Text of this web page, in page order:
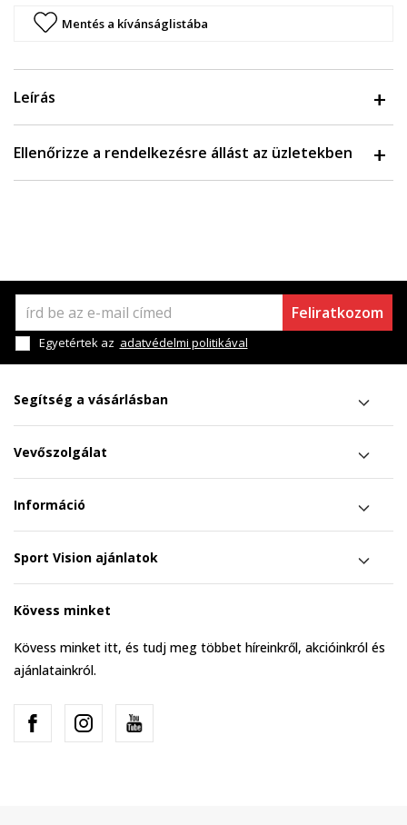
Mentés a kívánságlistába
Leírás
Ellenőrizze a rendelkezésre állást az üzletekben
Feliratkozom
Egyetértek az adatvédelmi politikával
Segítség a vásárlásban
Vevőszolgálat
Információ
Sport Vision ajánlatok
Kövess minket
Kövess minket itt, és tudj meg többet híreinkről, akcióinkról és
ajánlatainkról.